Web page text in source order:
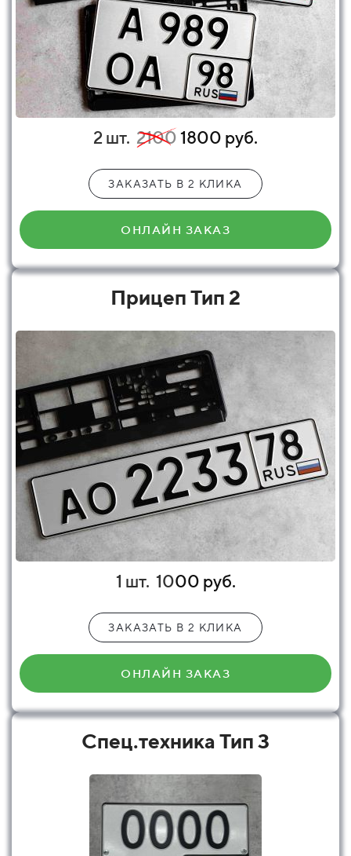
2 шт. 21001800 руб.
ЗАКАЗАТЬ В 2 КЛИКА
ОНЛАЙН ЗАКАЗ
Прицеп Тип 2
1 шт. 1000 руб.
ЗАКАЗАТЬ В 2 КЛИКА
ОНЛАЙН ЗАКАЗ
Спец.техника Тип 3